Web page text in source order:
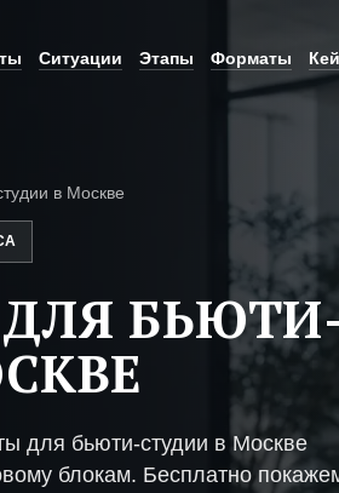
Ситуации Этапы Форматы
в Москве
для бьюти-студии в Москве
блокам. Бесплатно